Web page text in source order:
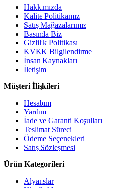
Hakkımızda
Kalite Politikamız
Satış Mağazalarımız
Basında Biz
Gizlilik Politikası
KVKK Bilgilendirme
İnsan Kaynakları
İletişim
Müşteri İlişkileri
Hesabım
Yardım
İade ve Garanti Koşulları
Teslimat Süreci
Ödeme Seçenekleri
Satış Sözleşmesi
Ürün Kategorileri
Alyanslar